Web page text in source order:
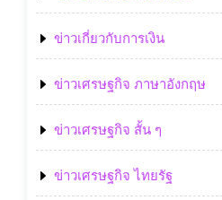
ข่าวเกี่ยวกับการเงิน
ข่าวเศรษฐกิจ ภาษาอังกฤษ
ข่าวเศรษฐกิจ สั้น ๆ
ข่าวเศรษฐกิจ ไทยรัฐ